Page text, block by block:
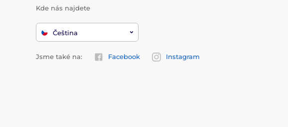
Kde nás najdete
Čeština
Jsme také na: Facebook Instagram